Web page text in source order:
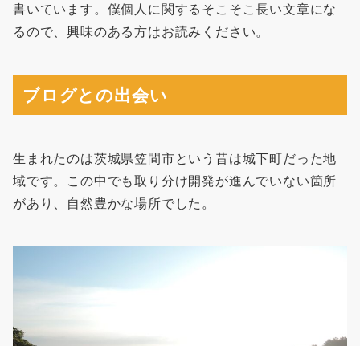
書いています。僕個人に関するそこそこ長い文章にな
るので、興味のある方はお読みください。
ブログとの出会い
生まれたのは茨城県笠間市という昔は城下町だった地
域です。この中でも取り分け開発が進んでいない箇所
があり、自然豊かな場所でした。